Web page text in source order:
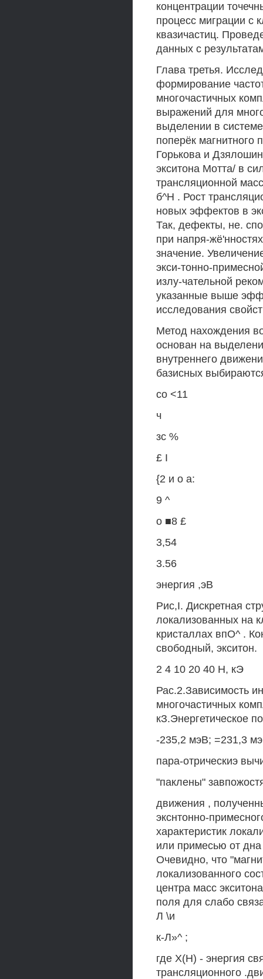
концентрации
процесс миграции с
квазичастиц.
данных с
Глава третья.
формирование
многочастичных
выражений для
выделении в
поперёк магнитного
Горькова и
экситона Мотта/ в
трансляционной
б^Н . Рост
новых эффектов в
Так, дефекты, не.
при напря-
значение.
экси-тонно-
излу-чательной
указанные выше
исследования
Метод нахождения
основан на
внутреннего
базисных
со <11
ч
зс %
£ I
{2 и о а:
9 ^
о ■8 £
3,54
3.56
энергия ,эВ
Рис,I. Дискретная
локализованных на
кристаллах впО^ .
свободный, экситон.
2 4 10 20 40 Н, кЭ
Рас.2.Зависимость
многочастичных
кЗ.Энергетическое
-235,2 мэВ; =231,3
пара-отрическиэ
"паклены"
движения ,
экснтонно-
характеристик
или примесью от
Очевидно, что
локализованного
центра масс
поля для слабо
Л \и
к-Л»^ ;
где Х(Н) - энергия
трансляционного